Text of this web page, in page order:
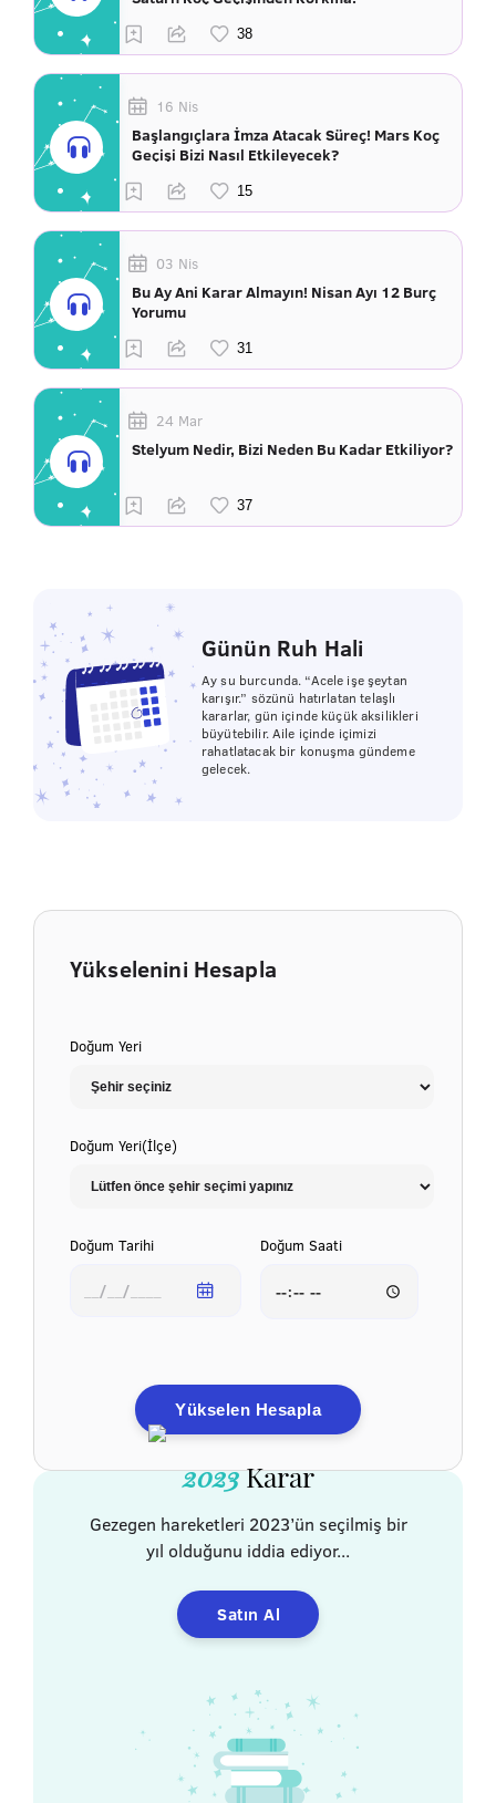
16 Nis
Başlangıçlara İmza Atacak Süreç! Mars Koç
Geçişi Bizi Nasıl Etkileyecek?
03 Nis
Bu Ay Ani Karar Almayın! Nisan Ayı 12 Burç
Yorumu
24 Mar
Stelyum Nedir, Bizi Neden Bu Kadar Etkiliyor?
Günün Ruh Hali
Ay su burcunda. “Acele işe şeytan
karışır.” sözünü hatırlatan telaşlı
kararlar, gün içinde küçük aksilikleri
büyütebilir. Aile içinde içimizi
rahatlatacak bir konuşma gündeme
gelecek.
Yükselenini Hesapla
Doğum Yeri
Doğum Yeri(İlçe)
Doğum Tarihi Doğum Saati
Yükselen Hesapla
2023Karar
Gezegen hareketleri 2023’ün seçilmiş bir
yıl olduğunu iddia ediyor...
Satın Al